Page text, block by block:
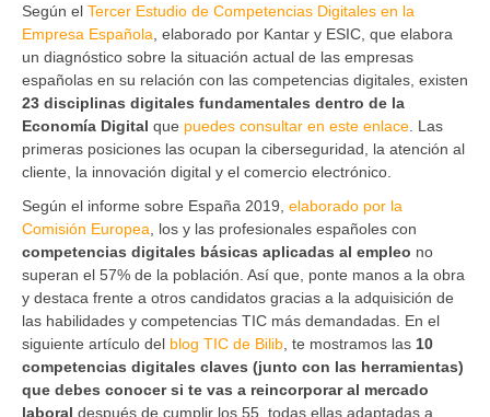
Según el Tercer Estudio de Competencias Digitales en la
Empresa Española , elaborado por Kantar y ESIC, que elabora
un diagnóstico sobre la situación actual de las empresas
españolas en su relación con las competencias digitales, existen
23 disciplinas digitales fundamentales dentro de la
Economía Digital que puedes consultar en este enlace . Las
primeras posiciones las ocupan la ciberseguridad, la atención al
cliente, la innovación digital y el comercio electrónico.
Según el informe sobre España 2019, elaborado por la
Comisión Europea , los y las profesionales españoles con
competencias digitales básicas aplicadas al empleo no
superan el 57% de la población. Así que, ponte manos a la obra
y destaca frente a otros candidatos gracias a la adquisición de
las habilidades y competencias TIC más demandadas. En el
siguiente artículo del blog TIC de Bilib , te mostramos las 10
competencias digitales claves (junto con las herramientas)
que debes conocer si te vas a reincorporar al mercado
laboral después de cumplir los 55, todas ellas adaptadas a